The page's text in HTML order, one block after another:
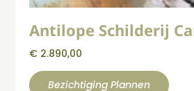
Antilope Schilderij
€ 2.890,00
Bezichtiging Plannen